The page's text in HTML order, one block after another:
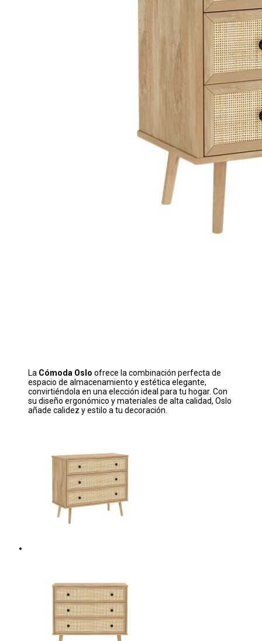
La Cómoda Oslo ofrece la combinación perfecta de
espacio de almacenamiento y estética elegante,
convirtiéndola en una elección ideal para tu hogar. Con
su diseño ergonómico y materiales de alta calidad, Oslo
añade calidez y estilo a tu decoración.